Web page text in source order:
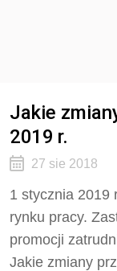
Jakie
2019 r.
27 sie 2018
1 stycznia 2019
rynku pracy.
promocji
Jakie zmiany